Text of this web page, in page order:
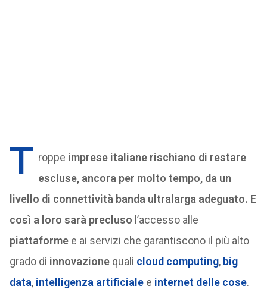
T roppe imprese italiane rischiano di restare
escluse, ancora per molto tempo, da un
livello di connettività banda ultralarga adeguato. E
così a loro sarà precluso l’accesso alle
piattaformee ai servizi che garantiscono il più alto
grado di innovazionequali cloud computing, big
data,intelligenza artificialee internet delle cose.